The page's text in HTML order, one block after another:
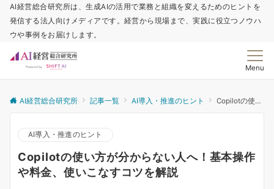
AI経営総合研究所は、生成AIの活用で業務と組織を変えるためのヒントを
発信する法人向けメディアです。経営から現場まで、実践に役立つノウハ
ウや事例をお届けします。
Menu
AI経営総合研究所 記事一覧 AI導入・推進のヒント Copilotの使い方が分からない人へ！基本操作や料金、使いこなすコツを解説
AI導入・推進のヒント
Copilotの使い方が分からない人へ！基本操作
や料金、使いこなすコツを解説